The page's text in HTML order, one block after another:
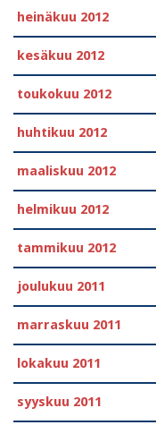
heinäkuu 2012
kesäkuu 2012
toukokuu 2012
huhtikuu 2012
maaliskuu 2012
helmikuu 2012
tammikuu 2012
joulukuu 2011
marraskuu 2011
lokakuu 2011
syyskuu 2011